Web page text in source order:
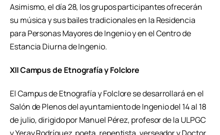
Asimismo, el día 28, los grupos participantes ofrecerán
su música y sus bailes tradicionales en la Residencia
para Personas Mayores de Ingenio y en el Centro de
Estancia Diurna de Ingenio.
XII Campus de Etnografía y Folclore
El Campus de Etnografía y Folclore se desarrollará en el
Salón de Plenos del ayuntamiento de Ingenio del 14 al 18
de julio, dirigido por Manuel Pérez, profesor de la ULPGC